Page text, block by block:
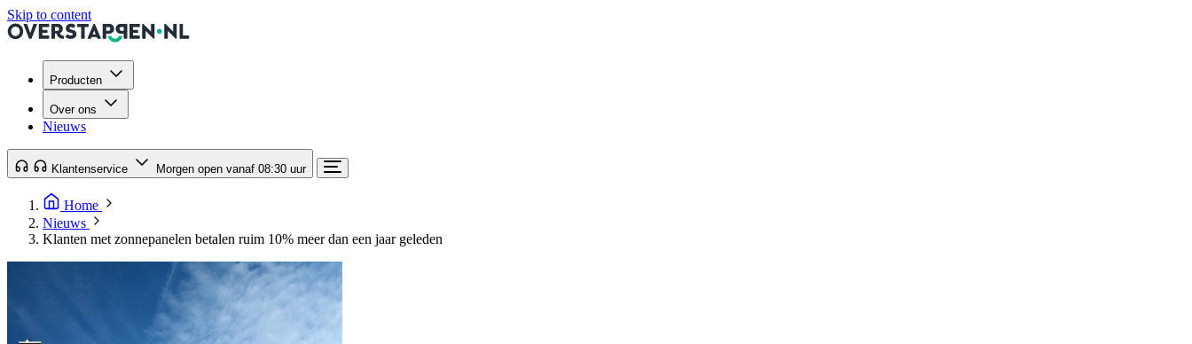
Skip to content
Producten
Over ons
Nieuws
Klantenservice Morgen open vanaf 08:30 uur
Home
Nieuws
Klanten met zonnepanelen betalen ruim 10% meer dan een jaar geleden